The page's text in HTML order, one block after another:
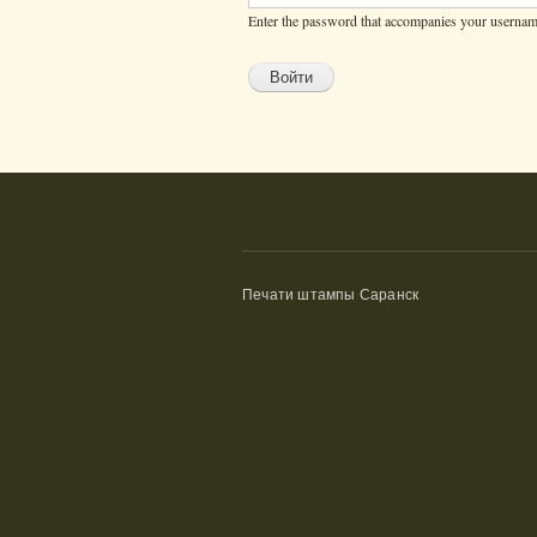
Enter the password that accompanies your
Печати штампы Саранск